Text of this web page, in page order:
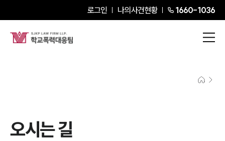
로그인 나의사건현황 1660-1036
오시는 길